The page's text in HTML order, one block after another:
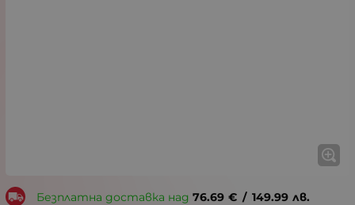
Безплатна доставка над 76.69 € / 149.99 лв.